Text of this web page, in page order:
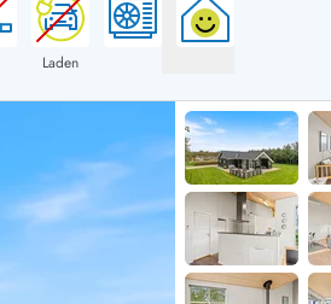
Ferienhaus für
Ferienhaus für
Ferienhäuser im
Ferienhäuser im
Ferienhäuser im
Ferienhäuser
Ferienhäuser
Ferienhäuser
Laden